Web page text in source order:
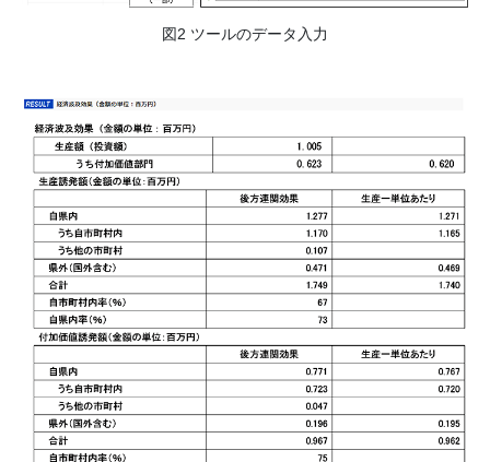
図2 ツールのデータ入力